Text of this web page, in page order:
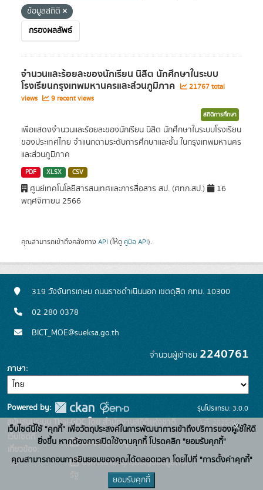
ข้อมูลสถิติ
กรองผลลัพธ์
จำนวนและร้อยละของนักเรียน นิสิต นักศึกษาในระบบ
โรงเรียนกรุงเทพมหานครและส่วนภูมิภาค
21767 total
views
9 recent views
สถิติการศึกษา
เพื่อแสดงจำนวนและร้อยละของนักเรียน นิสิต นักศึกษาในระบบโรงเรียน
ของประเทศไทย จำแนกตามระดับการศึกษาและชั้น ในกรุงเทพมหานคร
และส่วนภูมิภาค
PDF XLSX CSV
ศูนย์เทคโนโลยีสารสนเทศและการสื่อสาร สป. (ศทก.สป.)
16
พฤศจิกายน 2566
คุณสามารถเข้าถึงคลังทาง API (ให้ดู คู่มือ API).
319 วังจันทรเกษม ถนนราชดำเนินนอก เขตดุสิต กทม. 10300
02 280 0378
BICT_MOE@sueksa.go.th
จำนวนผู้เข้าชม 2240761
ภาษา
Powered by:
สนับสนุนระบบ Thai-GDC โดย สำนักงานสถิติแห่งชาติ
เว็บไซต์ที่
เกี่ยวข้อง:
ระบบบัญชีข้อมูลภาครัฐ
บริการนามานุกรมบัญชีข้อมูลภาค
รุ่นโปรแกรม: 3.0.0
วันที่: 2025-06-
26
เว็บไซต์นี้ใช้ "คุกกี้" เพื่อวัตถุประสงค์ในการพัฒนาการเข้าถึงบริการของผู้ใช้ให้ดี
ยิ่งขึ้น หากต้องการเปิดใช้งานคุกกี้ โปรดคลิก "ยอมรับคุกกี้"
คุณสามารถถอนการยินยอมของคุณได้ตลอดเวลา โดยไปที่ "การตั้งค่าคุกกี้"
ยอมรับคุกกี้
x